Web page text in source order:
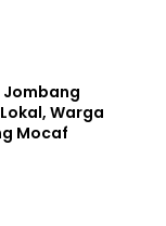
Jombang
Warga
Mocaf